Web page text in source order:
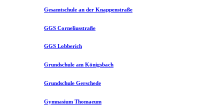
Gesamtschule an der Knappenstraße
GGS Corneliusstraße
GGS Lobberich
Grundschule am Königsbach
Grundschule Gerschede
Gymnasium Thomaeum